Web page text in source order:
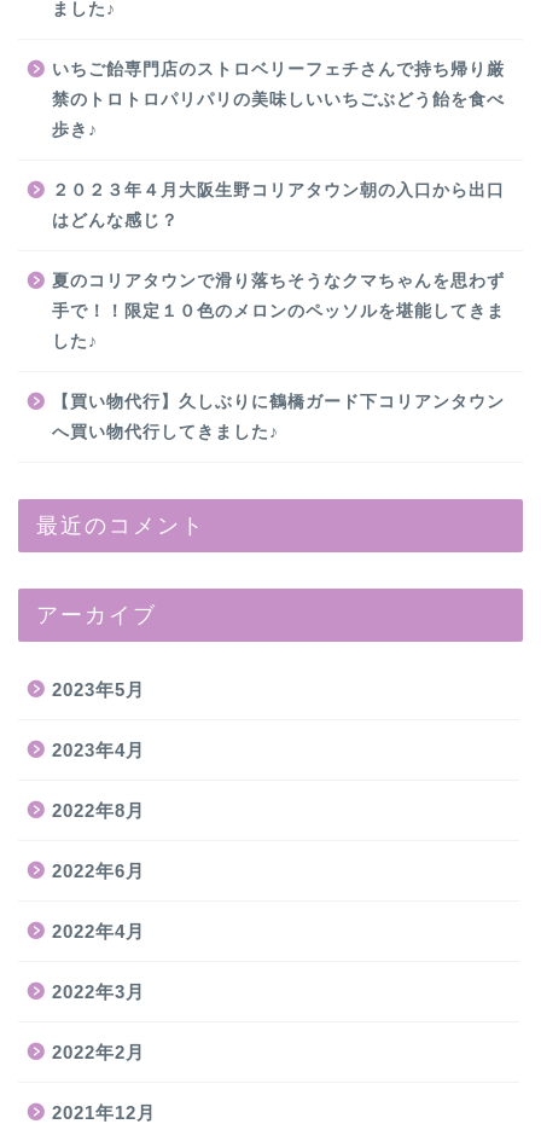
ました♪
いちご飴専門店のストロベリーフェチさんで持ち帰り厳
禁のトロトロパリパリの美味しいいちごぶどう飴を食べ
歩き♪
２０２３年４月大阪生野コリアタウン朝の入口から出口
はどんな感じ？
夏のコリアタウンで滑り落ちそうなクマちゃんを思わず
手で！！限定１０色のメロンのペッソルを堪能してきま
した♪
【買い物代行】久しぶりに鶴橋ガード下コリアンタウン
へ買い物代行してきました♪
最近のコメント
アーカイブ
2023年5月
2023年4月
2022年8月
2022年6月
2022年4月
2022年3月
2022年2月
2021年12月